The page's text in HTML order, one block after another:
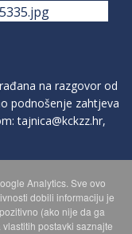
na razgovor od
podnošenje zahtjeva
tajnica@kckzz.hr,
PODATAKA
Analytics. Sve ovo
dobili informaciju je
(ako nije da ga
postavki saznajte